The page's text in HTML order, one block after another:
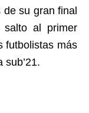
su gran final
al primer
futbolistas más